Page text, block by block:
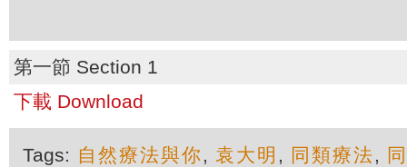
第一節 Section 1
下載 Download
Tags: 自然療法與你, 袁大明 , 同類療法,